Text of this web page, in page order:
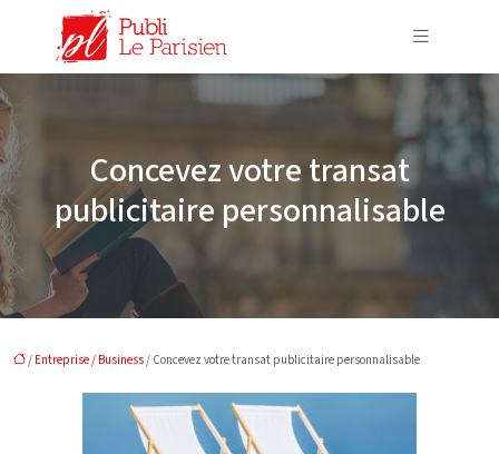
Concevez votre transat
publicitaire personnalisable
/ Entreprise / Business/ Concevez votre transat publicitaire personnalisable